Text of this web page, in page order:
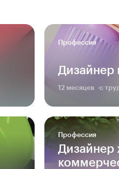
Профессия
Дизайнер
12 месяцев с
Профессия
Дизайнер